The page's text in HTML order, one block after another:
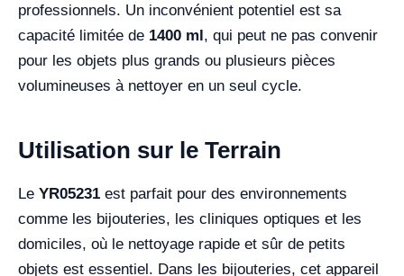
professionnels. Un inconvénient potentiel est sa
capacité limitée de 1400 ml, qui peut ne pas convenir
pour les objets plus grands ou plusieurs pièces
volumineuses à nettoyer en un seul cycle.
Utilisation sur le Terrain
Le YR05231 est parfait pour des environnements
comme les bijouteries, les cliniques optiques et les
domiciles, où le nettoyage rapide et sûr de petits
objets est essentiel. Dans les bijouteries, cet appareil